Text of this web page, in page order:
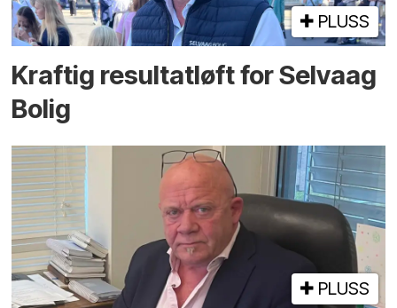
PLUSS
Kraftig resultatløft for Selvaag
Bolig
PLUSS